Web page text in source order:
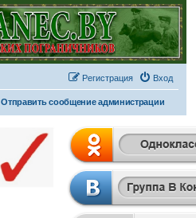
Вход
Регистрация
Отправить сообщение администрации